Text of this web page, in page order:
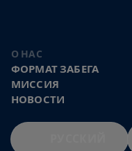
О НАС
ФОРМАТ ЗАБЕГА
МИССИЯ
НОВОСТИ